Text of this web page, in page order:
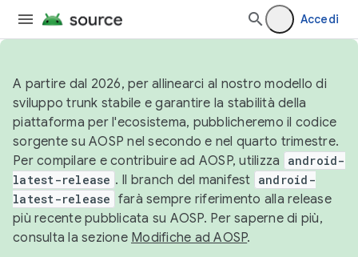
Accedi
A partire dal 2026, per allinearci al nostro modello di
sviluppo trunk stabile e garantire la stabilità della
piattaforma per l'ecosistema, pubblicheremo il codice
sorgente su AOSP nel secondo e nel quarto trimestre.
Per compilare e contribuire ad AOSP, utilizza
android-
latest-release . Il branch del manifest android-
latest-release farà sempre riferimento alla release
più recente pubblicata su AOSP. Per saperne di più,
consulta la sezione Modifiche ad AOSP.